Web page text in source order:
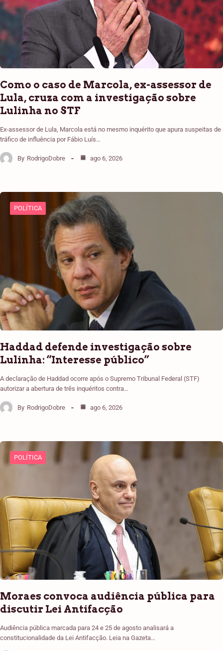
Como o caso de Marcola, ex-assessor de
Lula, cruza com a investigação sobre
Lulinha no STF
Ex-assessor de Lula, Marcola está no mesmo inquérito que apura suspeitas de
tráfico de influência por Fábio Luís…
By RodrigoDobre ago 6, 2026
POLÍTICA
Haddad defende investigação sobre
Lulinha: “Interesse público”
A declaração de Haddad ocorre após o Supremo Tribunal Federal (STF)
autorizar a abertura de três inquéritos contra…
By RodrigoDobre ago 6, 2026
POLÍTICA
Moraes convoca audiência pública para
discutir Lei Antifacção
Audiência pública marcada para 24 e 25 de agosto analisará a
constitucionalidade da Lei Antifacção. Leia na Gazeta…